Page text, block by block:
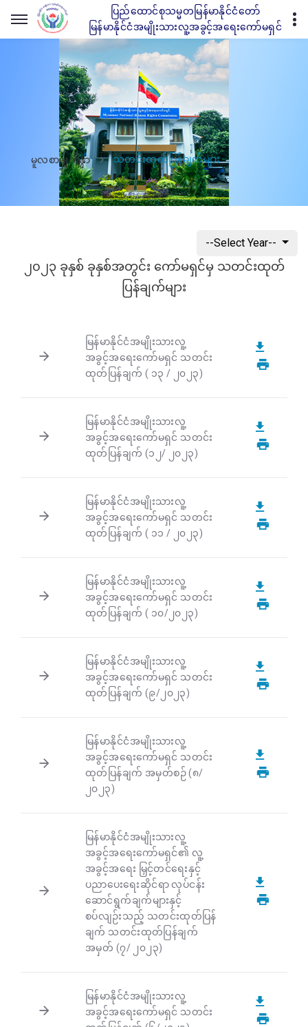
ပြည်ထောင်စုသမ္မတမြန်မာနိုင်ငံတော်
မြန်မာနိုင်ငံအမျိုးသားလူ့အခွင့်အရေးကော်မရှင်
မူလစာမျက်နှာ သတင်းထုတ်ပြန်ချက်များ
--Select Year--
၂၀၂၃ ခုနှစ် ခုနှစ်အတွင်း ကော်မရှင်မှ သတင်းထုတ်
ပြန်ချက်များ
မြန်မာနိုင်ငံအမျိုးသားလူ့
အခွင့်အရေးကော်မရှင် သတင်း
ထုတ်ပြန်ချက် ( ၁၃ / ၂၀၂၃)
မြန်မာနိုင်ငံအမျိုးသားလူ့
အခွင့်အရေးကော်မရှင် သတင်း
ထုတ်ပြန်ချက် (၁၂/ ၂၀၂၃)
မြန်မာနိုင်ငံအမျိုးသားလူ့
အခွင့်အရေးကော်မရှင် သတင်း
ထုတ်ပြန်ချက် ( ၁၁ / ၂၀၂၃)
မြန်မာနိုင်ငံအမျိုးသားလူ့
အခွင့်အရေးကော်မရှင် သတင်း
ထုတ်ပြန်ချက် ( ၁၀/၂၀၂၃)
မြန်မာနိုင်ငံအမျိုးသားလူ့
အခွင့်အရေးကော်မရှင် သတင်း
ထုတ်ပြန်ချက် (၉/၂၀၂၃)
မြန်မာနိုင်ငံအမျိုးသားလူ့
အခွင့်အရေးကော်မရှင် သတင်း
ထုတ်ပြန်ချက် အမှတ်စဉ် (၈/
၂၀၂၃)
မြန်မာနိုင်ငံအမျိုးသားလူ့
အခွင့်အရေးကော်မရှင်၏ လူ့
အခွင့်အရေး မြှင့်တင်ရေးနှင့်
ပညာပေးရေးဆိုင်ရာ လုပ်ငန်း
ဆောင်ရွက်ချက်များနှင့်
စပ်လျဉ်းသည့် သတင်းထုတ်ပြန်
ချက် သတင်းထုတ်ပြန်ချက်
အမှတ် (၇/ ၂၀၂၃)
မြန်မာနိုင်ငံအမျိုးသားလူ့
အခွင့်အရေးကော်မရှင် သတင်း